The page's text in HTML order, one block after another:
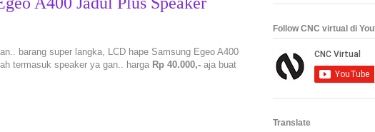
barang super langka, LCD hape Samsung Egeo A400
termasuk speaker ya gan.. harga Rp 40.000,- aja buat
Follow CNC virtual di
Translate